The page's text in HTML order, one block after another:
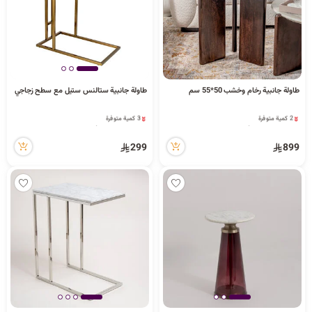
طاولة جانبية رخام وخشب 50*55 سم
2 كمية متوفرة
2 كمية متوفرة
899
طاولة جانبية ستالنس ستيل مع سطح زجاجي
3 كمية متوفرة
3 كمية متوفرة
299